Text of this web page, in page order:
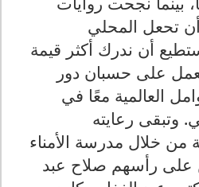
تحعل المحلي
أن ندرك أكثر قيمة
على حسبان دور
العالمية معًا في
وتبقى رعايته
من خلال مدرسة الأمناء
على رأسهم صلاح عبد